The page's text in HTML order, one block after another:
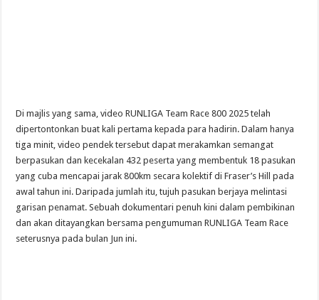
Di majlis yang sama, video RUNLIGA Team Race 800 2025 telah
dipertontonkan buat kali pertama kepada para hadirin. Dalam hanya
tiga minit, video pendek tersebut dapat merakamkan semangat
berpasukan dan kecekalan 432 peserta yang membentuk 18 pasukan
yang cuba mencapai jarak 800km secara kolektif di Fraser’s Hill pada
awal tahun ini. Daripada jumlah itu, tujuh pasukan berjaya melintasi
garisan penamat. Sebuah dokumentari penuh kini dalam pembikinan
dan akan ditayangkan bersama pengumuman RUNLIGA Team Race
seterusnya pada bulan Jun ini.